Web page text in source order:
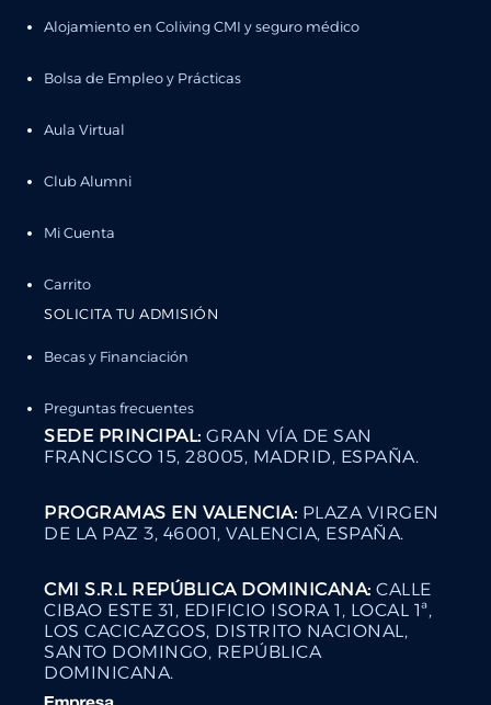
Alojamiento en Coliving CMI y seguro médico
Bolsa de Empleo y Prácticas
Aula Virtual
Club Alumni
Mi Cuenta
Carrito
SOLICITA TU ADMISIÓN
Becas y Financiación
Preguntas frecuentes
SEDE PRINCIPAL: GRAN VÍA DE SAN
FRANCISCO 15, 28005, MADRID, ESPAÑA.
PROGRAMAS EN VALENCIA: PLAZA VIRGEN
DE LA PAZ 3, 46001, VALENCIA, ESPAÑA.
CMI S.R.L REPÚBLICA DOMINICANA: CALLE
CIBAO ESTE 31, EDIFICIO ISORA 1, LOCAL 1ª,
LOS CACICAZGOS, DISTRITO NACIONAL,
SANTO DOMINGO, REPÚBLICA
DOMINICANA.